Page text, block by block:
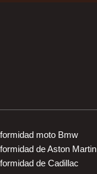
moto Bmw
de Aston Martin
de Cadillac